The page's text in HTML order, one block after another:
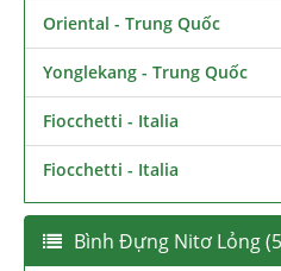
Oriental - Trung Quốc
Yonglekang - Trung Quốc
Fiocchetti - Italia
Fiocchetti - Italia
Bình Đựng Nitơ Lỏng